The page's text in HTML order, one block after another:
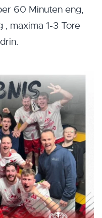
60 Minuten eng,
, maxima 1-3 Tore